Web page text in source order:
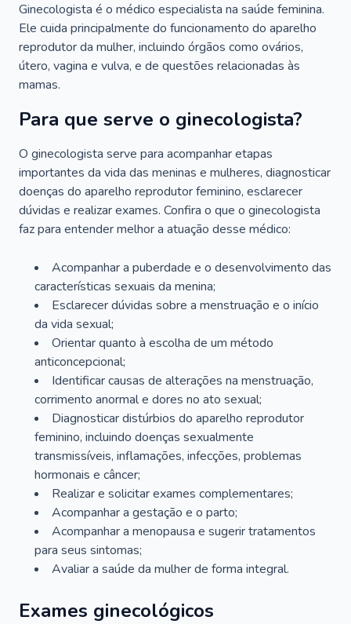
Ginecologista é o médico especialista na saúde feminina.
Ele cuida principalmente do funcionamento do aparelho
reprodutor da mulher, incluindo órgãos como ovários,
útero, vagina e vulva, e de questões relacionadas às
mamas.
Para que serve o ginecologista?
O ginecologista serve para acompanhar etapas
importantes da vida das meninas e mulheres, diagnosticar
doenças do aparelho reprodutor feminino, esclarecer
dúvidas e realizar exames. Confira o que o ginecologista
faz para entender melhor a atuação desse médico:
Acompanhar a puberdade e o desenvolvimento das
características sexuais da menina;
Esclarecer dúvidas sobre a menstruação e o início
da vida sexual;
Orientar quanto à escolha de um método
anticoncepcional;
Identificar causas de alterações na menstruação,
corrimento anormal e dores no ato sexual;
Diagnosticar distúrbios do aparelho reprodutor
feminino, incluindo doenças sexualmente
transmissíveis, inflamações, infecções, problemas
hormonais e câncer;
Realizar e solicitar exames complementares;
Acompanhar a gestação e o parto;
Acompanhar a menopausa e sugerir tratamentos
para seus sintomas;
Avaliar a saúde da mulher de forma integral.
Exames ginecológicos